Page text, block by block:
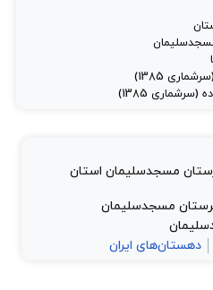
مسجدسلیمان استان
مسجدسلیمان
دهستان‌های ایران